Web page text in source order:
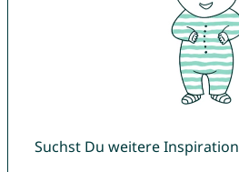
Suchst Du weitere